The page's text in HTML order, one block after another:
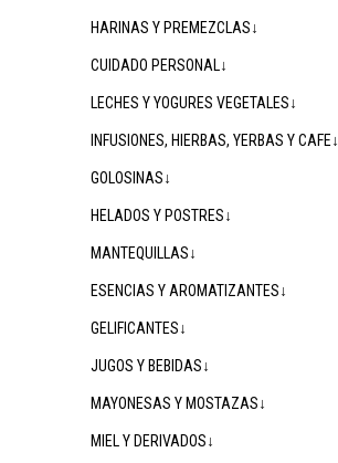
HARINAS Y PREMEZCLAS↓
CUIDADO PERSONAL↓
LECHES Y YOGURES VEGETALES↓
INFUSIONES, HIERBAS, YERBAS Y CAFE↓
GOLOSINAS↓
HELADOS Y POSTRES↓
MANTEQUILLAS↓
ESENCIAS Y AROMATIZANTES↓
GELIFICANTES↓
JUGOS Y BEBIDAS↓
MAYONESAS Y MOSTAZAS↓
MIEL Y DERIVADOS↓